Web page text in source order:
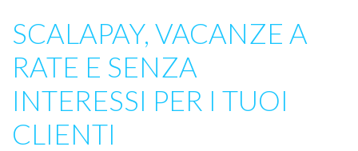
SCALAPAY, VACANZE A
RATE E SENZA
INTERESSI PER I TUOI
CLIENTI